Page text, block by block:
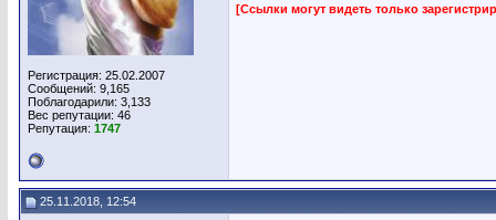
Регистрация: 25.02.2007
Сообщений: 9,165
Поблагодарили: 3,133
Вес репутации: 46
Репутация: 1747
[Ссылки могут видеть только
25.11.2018, 12:54